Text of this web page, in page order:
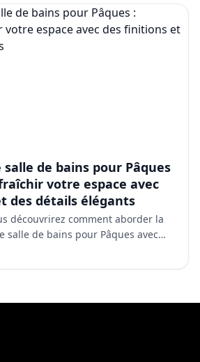
de bains pour Pâques
votre espace avec
des détails élégants
découvrirez comment aborder la
salle de bains pour Pâques avec